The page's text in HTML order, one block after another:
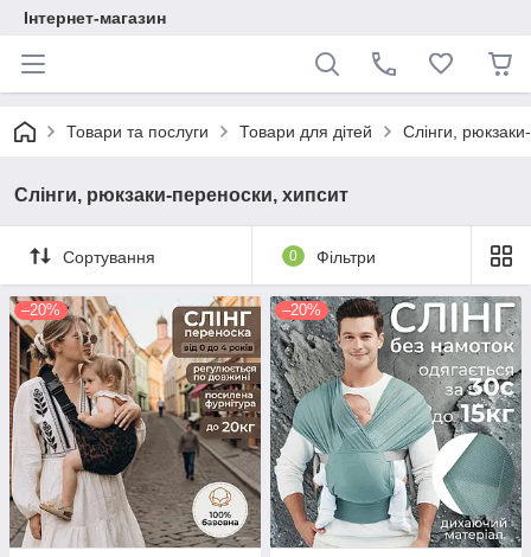
Інтернет-магазин
Товари та послуги Товари для дітей Слінги,
Слінги, рюкзаки-переноски, хипсит
Сортування 0 Фільтри
–20% –20%